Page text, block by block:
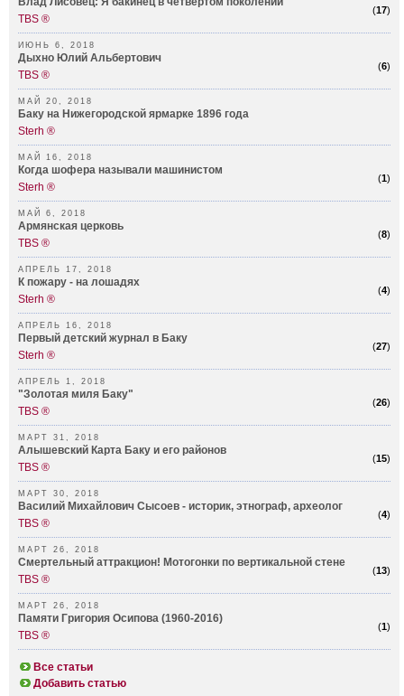
(17)
TBS ®
ИЮНЬ 6, 2018
(6)
Дыхно Юлий Альбертович
TBS ®
МАЙ 20, 2018
Баку на Нижегородской ярмарке 1896 года
Sterh ®
МАЙ 16, 2018
(1)
Когда шофера называли машинистом
Sterh ®
МАЙ 6, 2018
(8)
Армянская церковь
TBS ®
АПРЕЛЬ 17, 2018
(4)
К пожару - на лошадях
Sterh ®
АПРЕЛЬ 16, 2018
(27)
Первый детский журнал в Баку
Sterh ®
АПРЕЛЬ 1, 2018
(26)
"Золотая миля Баку"
TBS ®
МАРТ 31, 2018
(15)
Алышевский Карта Баку и его районов
TBS ®
МАРТ 30, 2018
(4)
Василий Михайлович Сысоев - историк, этнограф, археолог
TBS ®
МАРТ 26, 2018
(13)
Смертельный аттракцион! Мотогонки по вертикальной стене
TBS ®
МАРТ 26, 2018
(1)
Памяти Григория Осипова (1960-2016)
TBS ®
Все статьи
Добавить статью